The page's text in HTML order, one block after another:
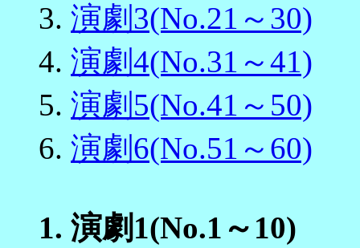
3. 演劇3(No.21～30)
4. 演劇4(No.31～41)
5. 演劇5(No.41～50)
6. 演劇6(No.51～60)
1. 演劇1(No.1～10)